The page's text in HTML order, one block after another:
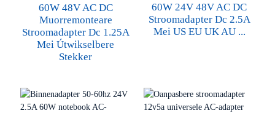
60W 48V AC DC
Muorremonteare
Stroomadapter Dc 1.25A
Mei Útwikselbere
Stekker
60W 24V 48V AC DC
Stroomadapter Dc 2.5A
Mei US EU UK AU ...